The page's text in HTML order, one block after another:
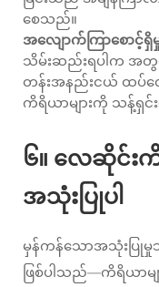
စေသည်။
အလျောက်ကြာစောင့်ရှိ
သိမ်းဆည်းရပါက အတွ
တန်းအနည်းငယ် ထပ်လေ
ကိရိယာများကို သန့်ရှင်း
၆။ လေဆိုင်း
အသုံးပြုပါ
မှန်ကန်သောအသုံးပြု
ဖြစ်ပါသည်—ကိရိယာမ